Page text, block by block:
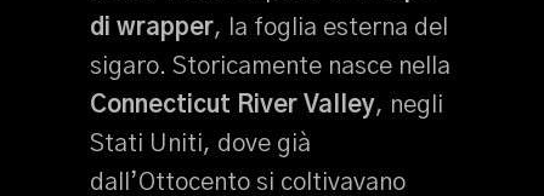
di wrapper, la foglia esterna del
sigaro. Storicamente nasce nella
Connecticut River Valley, negli
Stati Uniti, dove già
dall’Ottocento si coltivavano